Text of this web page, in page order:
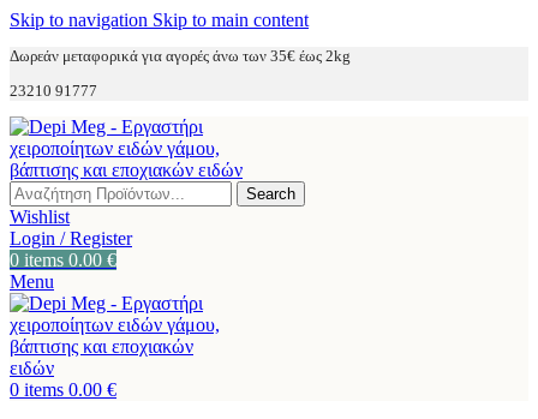
Skip to navigation Skip to main content
Δωρεάν μεταφορικά για αγορές άνω των 35€ έως 2kg
23210 91777
Search
Wishlist
Login / Register
0 items 0.00 €
Menu
0 items 0.00 €